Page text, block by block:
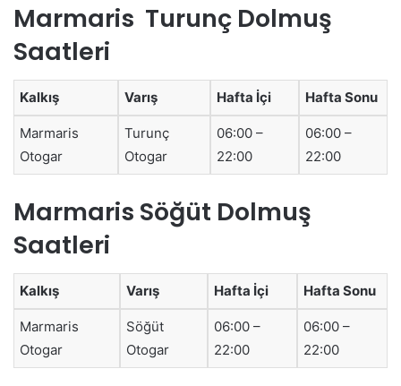
Marmaris Turunç Dolmuş
Saatleri
Kalkış Varış Hafta İçi Hafta Sonu
Marmaris
Otogar
Turunç
Otogar
06:00 –
22:00
06:00 –
22:00
Marmaris Söğüt Dolmuş
Saatleri
Kalkış Varış Hafta İçi Hafta Sonu
Marmaris
Otogar
Söğüt
Otogar
06:00 –
22:00
06:00 –
22:00